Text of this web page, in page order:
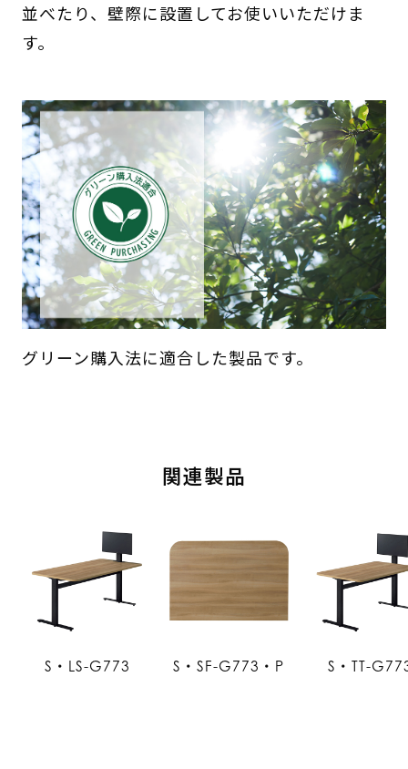
並べたり、壁際に設置してお使いいただけま
す。
グリーン購入法に適合した製品です。
関連製品
S・LS-G773 S・SF-G773・P S・TT-